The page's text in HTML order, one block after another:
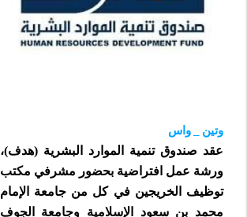
وتين _ واس
عقد صندوق تنمية الموارد البشرية (هدف)،
ورشة عمل افتراضية بحضور مشرفي مكتب
توظيف الخريجين في كل من جامعة الإمام
محمد بن سعود الإسلامية وجامعة الجوف